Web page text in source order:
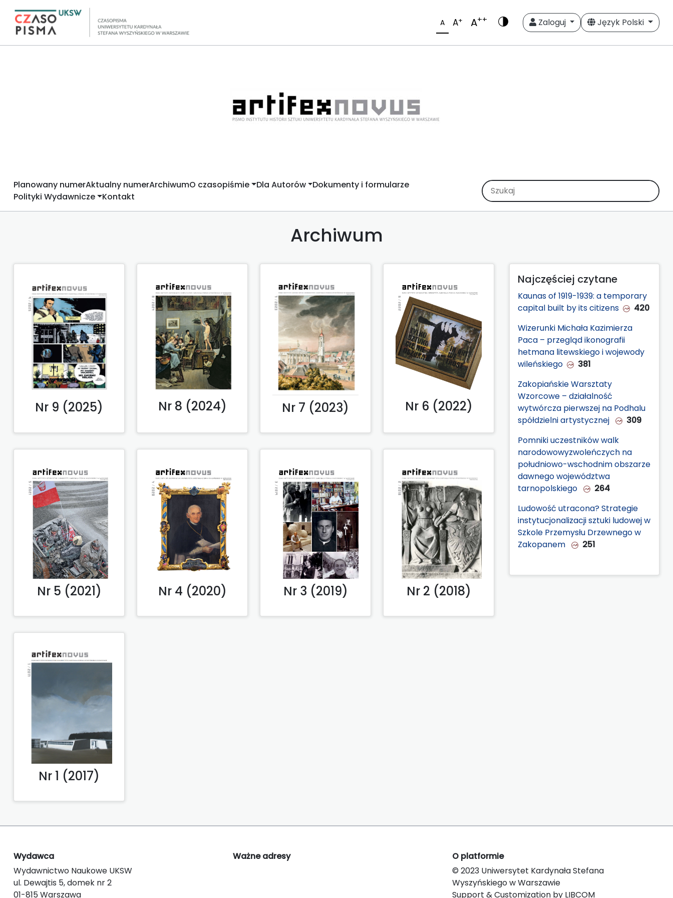
A A+ A++ Zaloguj Język Polski
Planowany numerAktualny numerArchiwumO czasopiśmie Dla Autorów
Dokumenty i formularze
Polityki Wydawnicze Kontakt
Archiwum
Nr 9 (2025) Nr 8 (2024) Nr 7 (2023) Nr 6 (2022)
Nr 5 (2021) Nr 4 (2020) Nr 3 (2019) Nr 2 (2018)
Nr 1 (2017)
Najczęściej czytane
Kaunas of 1919-1939: a temporary
capital built by its citizens
420
Wizerunki Michała Kazimierza
Paca – przegląd ikonografii
hetmana litewskiego i wojewody
wileńskiego
381
Zakopiańskie Warsztaty
Wzorcowe – działalność
wytwórcza pierwszej na Podhalu
spółdzielni artystycznej
309
Pomniki uczestników walk
narodowowyzwoleńczych na
południowo-wschodnim obszarze
dawnego województwa
tarnopolskiego
264
Ludowość utracona? Strategie
instytucjonalizacji sztuki ludowej w
Szkole Przemysłu Drzewnego w
Zakopanem
251
Wydawca
Wydawnictwo Naukowe UKSW
ul. Dewajtis 5, domek nr 2
01-815 Warszawa
Ważne adresy
O platformie
© 2023 Uniwersytet Kardynała Stefana
Wyszyńskiego w Warszawie
Support & Customization by LIBCOM